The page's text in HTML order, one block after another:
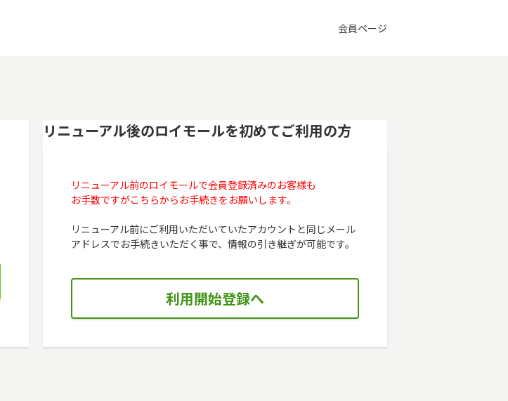
会員ページ
リニューアル後のロイモールを初めてご利用の方
リニューアル前のロイモールで会員登録済みのお客様も
お手数ですがこちらからお手続きをお願いします。
リニューアル前にご利用いただいていたアカウントと同じメール
アドレスでお手続きいただく事で、情報の引き継ぎが可能です。